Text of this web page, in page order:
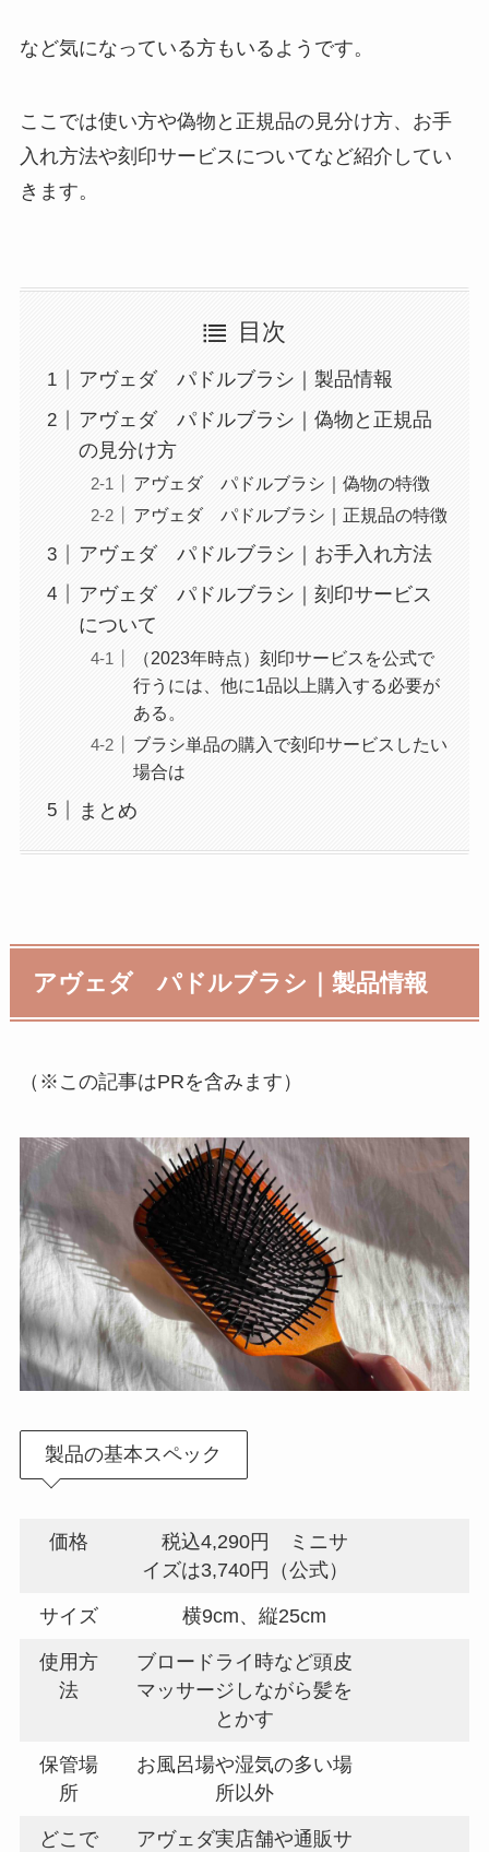
など気になっている方もいるようです。
ここでは使い方や偽物と正規品の見分け方、お手
入れ方法や刻印サービスについてなど紹介してい
きます。
目次
アヴェダ パドルブラシ｜製品情報
アヴェダ パドルブラシ｜偽物と正規品
の見分け方
アヴェダ パドルブラシ｜偽物の特徴
アヴェダ パドルブラシ｜正規品の特徴
アヴェダ パドルブラシ｜お手入れ方法
アヴェダ パドルブラシ｜刻印サービス
について
（2023年時点）刻印サービスを公式で
行うには、他に1品以上購入する必要が
ある。
ブラシ単品の購入で刻印サービスしたい
場合は
まとめ
アヴェダ パドルブラシ｜製品情報
（※この記事はPRを含みます）
製品の基本スペック
価格
税込4,290円 ミニサ
イズは3,740円（公式）
サイズ 横9cm、縦25cm
使用方
法
ブロードライ時など頭皮
マッサージしながら髪を
とかす
保管場
所
お風呂場や湿気の多い場
所以外
どこで
アヴェダ実店舗や通販サ